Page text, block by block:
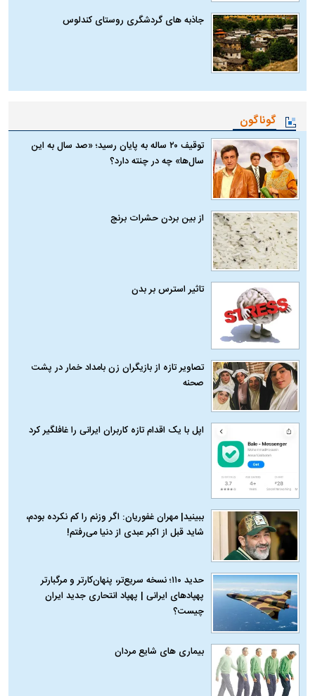
جاذبه های گردشگری روستای کندلوس
گوناگون
توقیف ۲۰ ساله به پایان رسید؛ «صد سال به این
سال‌ها» چه در چنته دارد؟
از بین بردن حشرات برنج
تاثیر استرس بر بدن
تصاویر تازه از بازیگران زن بامداد خمار در پشت
صحنه
اپل با یک اقدام تازه کاربران ایرانی را غافلگیر کرد
ببینید| مهران غفوریان: اگر وزنم را کم نکرده بودم،
شاید قبل از اکبر عبدی از دنیا می‌رفتم!
حدید ۱۱۰؛ نسخه سریع‌تر، پنهان‌کارتر و مرگبارتر
پهپادهای ایرانی | پهپاد انتحاری جدید ایران
چیست؟
بیماری‌ های شایع مردان